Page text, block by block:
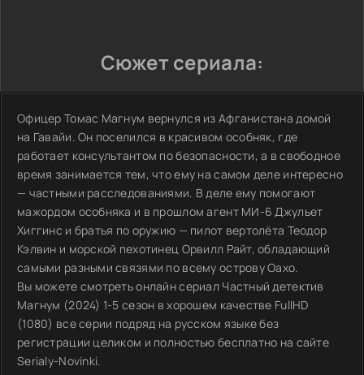
Сюжет сериала:
Офицер Томас Магнум вернулся из Афганистана домой
на Гавайи. Он поселился в красивом особняк, где
работает консультантом по безопасности, а в свободное
время занимается тем, что ему на самом деле интересно
— частными расследованиями. В деле ему помогают
мажордом особняка и в прошлом агент МИ-6 Джульет
Хиггинс и братья по оружию — пилот вертолёта Теодор
Кэлвин и морской пехотинец Орвилл Райт, обладающий
самыми разными связями по всему острову Оахо.
Вы можете смотреть онлайн сериал Частный детектив
Магнум (2024) 1-5 сезон в хорошем качестве FullHD
(1080) все серии подряд на русском языке без
регистрации целиком и полностью бесплатно на сайте
Serialy-Novinki.